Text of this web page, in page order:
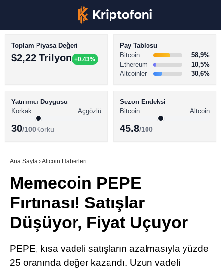
Pinterest
LinkedIn
BİTCOİN HABERLERİ
ALTCOİN HABERLERİ
SÖZLÜK
Toplam Piyasa Değeri
$2,22 Trilyon +0.43%
Pay Tablosu
Bitcoin
58,9%
Ethereum
10,5%
Altcoinler
30,6%
Yatırımcı Duygusu
Korkak
Açgözlü
30/100Korku
Sezon Endeksi
Bitcoin
Altcoin
45.8/100
Ana Sayfa ›Altcoin Haberleri
Memecoin PEPE
Fırtınası! Satışlar
Düşüyor, Fiyat Uçuyor
PEPE, kısa vadeli satışların azalmasıyla yüzde
25 oranında değer kazandı. Uzun vadeli